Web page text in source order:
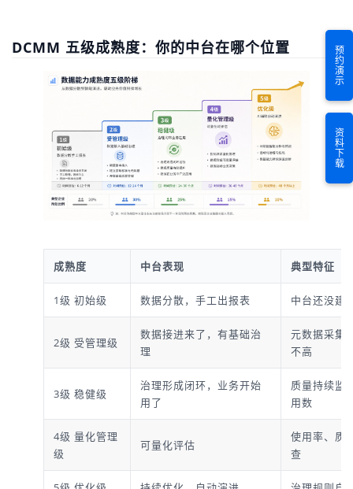
DCMM 五级成熟度：你的中台在哪个位置
成熟度 中台表现 典型特征
1级 初始级 数据分散，手工出报表 中台还没建
2级 受管理级
数据接进来了，有基础治
理
元数据采集
不高
3级 稳健级
治理形成闭环，业务开始
用了
质量持续监
用数
4级 量化管理
级
可量化评估
使用率、质
查
预约演示
资料下载